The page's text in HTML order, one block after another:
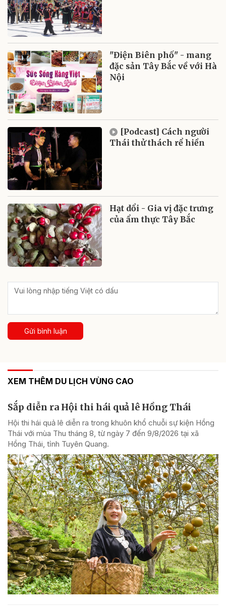
"Điện Biên phố" - mang
đặc sản Tây Bắc về với Hà
Nội
[Podcast] Cách người
Thái thử thách rể hiền
Hạt dổi - Gia vị đặc trưng
của ẩm thực Tây Bắc
Gửi bình luận
XEM THÊM DU LỊCH VÙNG CAO
Sắp diễn ra Hội thi hái quả lê Hồng Thái
Hội thi hái quả lê diễn ra trong khuôn khổ chuỗi sự kiện Hồng
Thái với mùa Thu tháng 8, từ ngày 7 đến 9/8/2026 tại xã
Hồng Thái, tỉnh Tuyên Quang.